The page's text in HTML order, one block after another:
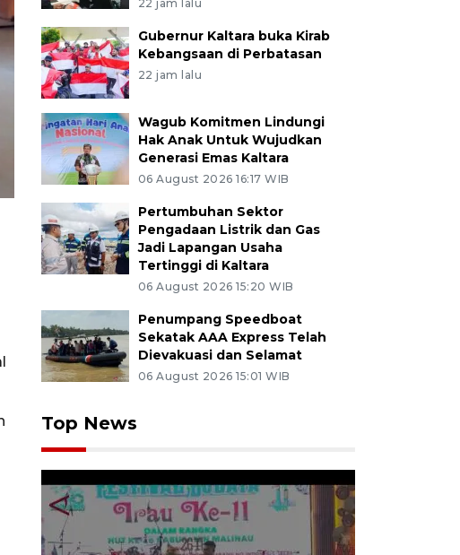
22 jam lalu
Gubernur Kaltara buka Kirab
Kebangsaan di Perbatasan
22 jam lalu
Wagub Komitmen Lindungi
Hak Anak Untuk Wujudkan
Generasi Emas Kaltara
06 August 2026 16:17 WIB
Pertumbuhan Sektor
Pengadaan Listrik dan Gas
Jadi Lapangan Usaha
Tertinggi di Kaltara
06 August 2026 15:20 WIB
Penumpang Speedboat
Sekatak AAA Express Telah
Dievakuasi dan Selamat
06 August 2026 15:01 WIB
Top News